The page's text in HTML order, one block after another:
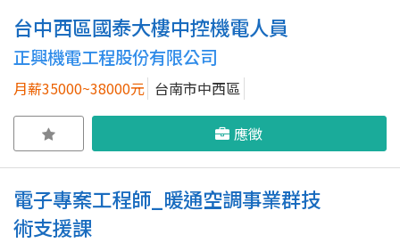
台中西區國泰大樓中控機電人員
正興機電工程股份有限公司
月薪35000~38000元 台南市中西區
應徵
電子專案工程師_暖通空調事業群技
術支援課